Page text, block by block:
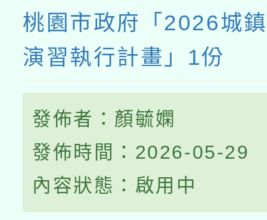
桃園市政府「2026城
演習執行計畫」1份
發佈者：顏毓嫻
發佈時間：2026-05-29
內容狀態：啟用中